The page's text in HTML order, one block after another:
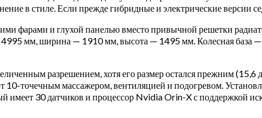
в стиле. Если прежде гибридные и электрические версии
фарами и глухой панелью вместо привычной решетки
мм, ширина — 1910 мм, высота — 1495 мм. Колесная база
разрешением, хотя его размер остался прежним
точечным массажером, вентиляцией и подогревом.
30 датчиков и процессор Nvidia Orin-X с поддержкой